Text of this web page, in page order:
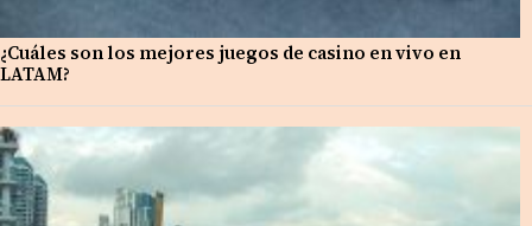
¿Cuáles son los mejores juegos de casino en vivo en
LATAM?